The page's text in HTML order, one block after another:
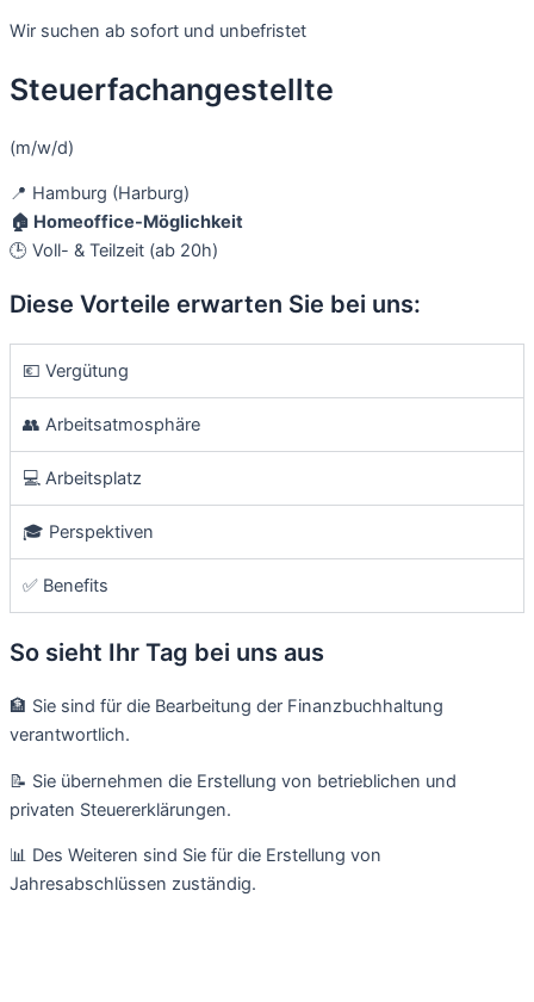
Wir suchen ab sofort und unbefristet
Steuerfachangestellte
(m/w/d)
📍 Hamburg (Harburg)
🏠 Homeoffice-Möglichkeit
🕒 Voll- & Teilzeit (ab 20h)
Diese Vorteile erwarten Sie bei uns:
💶 Vergütung
👥 Arbeitsatmosphäre
💻 Arbeitsplatz
🎓 Perspektiven
✅ Benefits
So sieht Ihr Tag bei uns aus
🏦 Sie sind für die Bearbeitung der Finanzbuchhaltung
verantwortlich.
📝 Sie übernehmen die Erstellung von betrieblichen und
privaten Steuererklärungen.
📊 Des Weiteren sind Sie für die Erstellung von
Jahresabschlüssen zuständig.